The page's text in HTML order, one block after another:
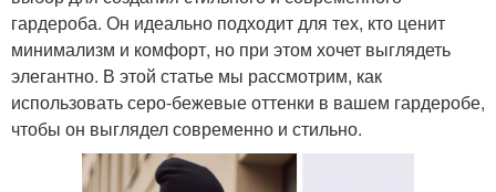
гардероба. Он идеально подходит для тех, кто ценит
минимализм и комфорт, но при этом хочет выглядеть
элегантно. В этой статье мы рассмотрим, как
использовать серо-бежевые оттенки в вашем гардеробе,
чтобы он выглядел современно и стильно.